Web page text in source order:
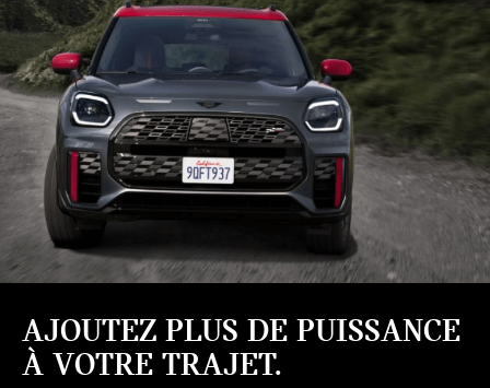
AJOUTEZ PLUS DE PUISSANCE
À VOTRE TRAJET.